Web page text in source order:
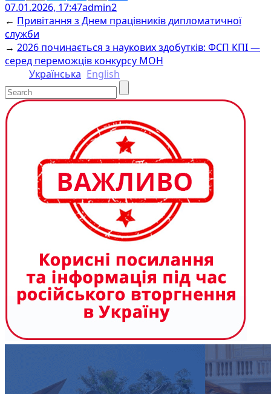
Facebook
EmailTwitterMessenger
Copy
Link
Share
07.01.2026, 17:47admin2
← Привітання з Днем працівників дипломатичної
служби
→ 2026 починається з наукових здобутків: ФСП КПІ —
серед переможців конкурсу МОН
Українська English